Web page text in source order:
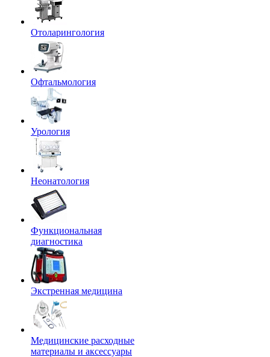
Отоларингология
Офтальмология
Урология
Неонатология
Функциональная
диагностика
Экстренная медицина
Медицинские расходные
материалы и аксессуары